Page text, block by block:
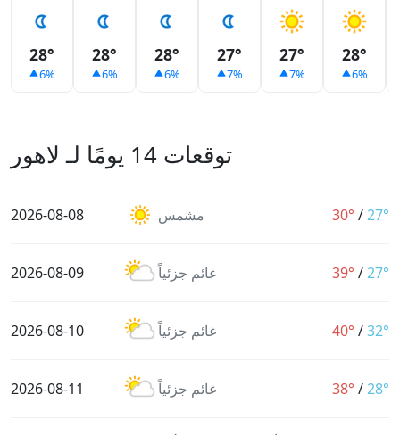
28°
6%
28°
6%
28°
6%
27°
7%
27°
7%
28°
6%
توقعات 14 يومًا لـ لاهور
2026-08-08 مشمس 30° /27°
2026-08-09 غائم جزئياً 39° /27°
2026-08-10 غائم جزئياً 40° /32°
2026-08-11 غائم جزئياً 38° /28°